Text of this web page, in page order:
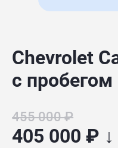
Chevrolet
с
455 000 ₽
405 000 ₽ ↓